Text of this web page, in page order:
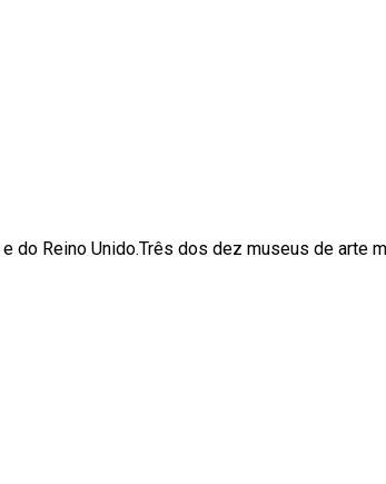
do Reino Unido.Três dos dez museus de arte